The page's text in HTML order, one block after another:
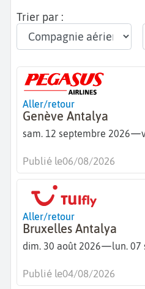
Trier par :
Aller/retour
Genève Antalya
sam. 12 septembre 2026—
Publié le06/08/2026
Aller/retour
Bruxelles Antalya
dim. 30 août 2026—lun. 07
Publié le04/08/2026